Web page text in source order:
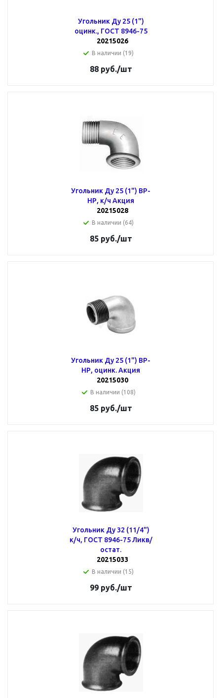
Угольник Ду 25 (1")
оцинк., ГОСТ 8946-75
20215026
В наличии (19)
88руб./шт
Угольник Ду 25 (1") ВР-
НР, к/ч Акция
20215028
В наличии (64)
85руб./шт
Угольник Ду 25 (1") ВР-
НР, оцинк. Акция
20215030
В наличии (108)
85руб./шт
Угольник Ду 32 (11/4")
к/ч, ГОСТ 8946-75 Ликв/
остат.
20215033
В наличии (15)
99руб./шт